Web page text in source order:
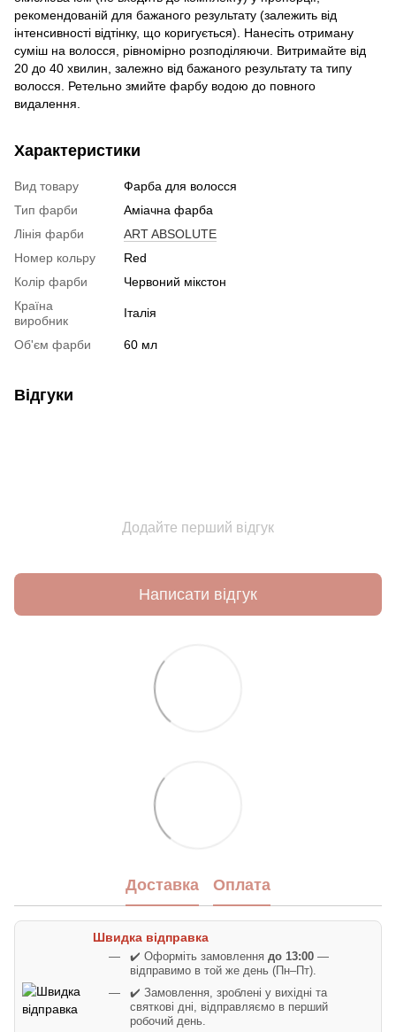
рекомендованій для бажаного результату (залежить від
інтенсивності відтінку, що коригується). Нанесіть отриману
суміш на волосся, рівномірно розподіляючи. Витримайте від
20 до 40 хвилин, залежно від бажаного результату та типу
волосся. Ретельно змийте фарбу водою до повного
видалення.
Характеристики
Вид товару
Фарба для волосся
Тип фарби
Аміачна фарба
Лінія фарби
ART ABSOLUTE
Номер кольру
Red
Колір фарби
Червоний мікстон
Країна
виробник
Італія
Об'єм фарби 60 мл
Відгуки
Додайте перший відгук
Написати відгук
Доставка Оплата
Швидка відправка
✔️ Оформіть замовлення до 13:00 —
відправимо в той же день (Пн–Пт).
✔️ Замовлення, зроблені у вихідні та
святкові дні, відправляємо в перший
робочий день.